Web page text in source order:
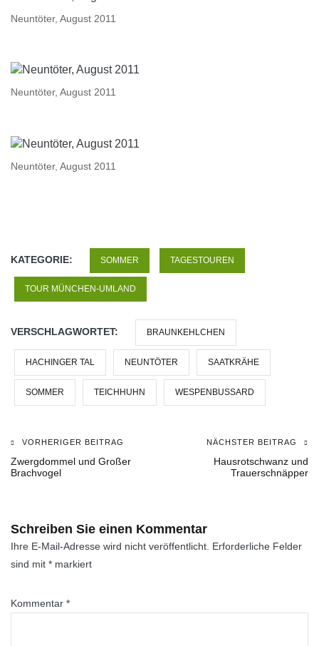
Neuntöter, August 2011
Neuntöter, August 2011
Neuntöter, August 2011
KATEGORIE: SOMMER TAGESTOUREN
TOUR MÜNCHEN-UMLAND
VERSCHLAGWORTET: BRAUNKEHLCHEN
HACHINGER TAL NEUNTÖTER SAATKRÄHE
SOMMER TEICHHUHN WESPENBUSSARD
Beitragsnavigation
VORHERIGER BEITRAG
Zwergdommel und Großer
Brachvogel
NÄCHSTER BEITRAG
Hausrotschwanz und
Trauerschnäpper
Schreiben Sie einen Kommentar
Ihre E-Mail-Adresse wird nicht veröffentlicht. Erforderliche Felder
sind mit * markiert
Kommentar *